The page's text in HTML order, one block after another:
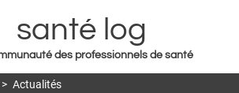
Jump to navigation
santé log
des professionnels de santé
> Actualités